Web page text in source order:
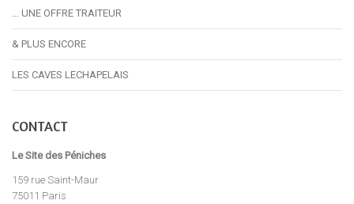
… UNE OFFRE TRAITEUR
& PLUS ENCORE
LES CAVES LECHAPELAIS
CONTACT
Le Site des Péniches
159 rue Saint-Maur
75011 Paris